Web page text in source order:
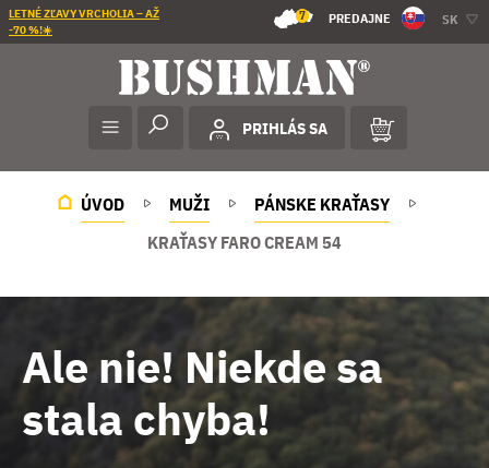
LETNÉ ZĽAVY VRCHOLIA – AŽ
-70 %!☀️
7 PREDAJNE SK
PRIHLÁS SA
ÚVOD MUŽI
PÁNSKE KRAŤASY
KRAŤASY FARO CREAM 54
Ale nie! Niekde sa
stala chyba!